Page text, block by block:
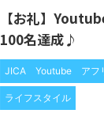
【お礼】
100名達成♪
JICA Youtube アフ
ライフスタイル